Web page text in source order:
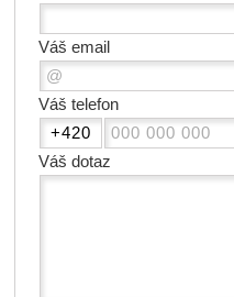
Váš email
Váš telefon
Váš dotaz